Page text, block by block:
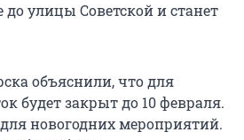
до улицы Советской и станет
объяснили, что для
будет закрыт до 10 февраля.
новогодних мероприятий.